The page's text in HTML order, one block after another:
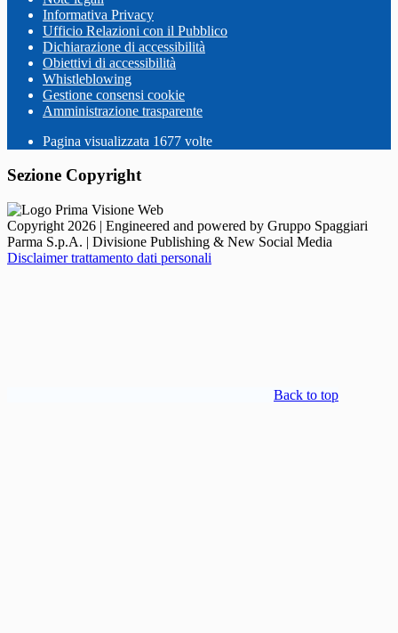
Informativa Privacy
Ufficio Relazioni con il Pubblico
Dichiarazione di accessibilità
Obiettivi di accessibilità
Whistleblowing
Gestione consensi cookie
Amministrazione trasparente
Pagina visualizzata 1677 volte
Sezione Copyright
Copyright 2026 | Engineered and powered by Gruppo Spaggiari
Parma S.p.A. | Divisione Publishing & New Social Media
Disclaimer trattamento dati personali
Back to top